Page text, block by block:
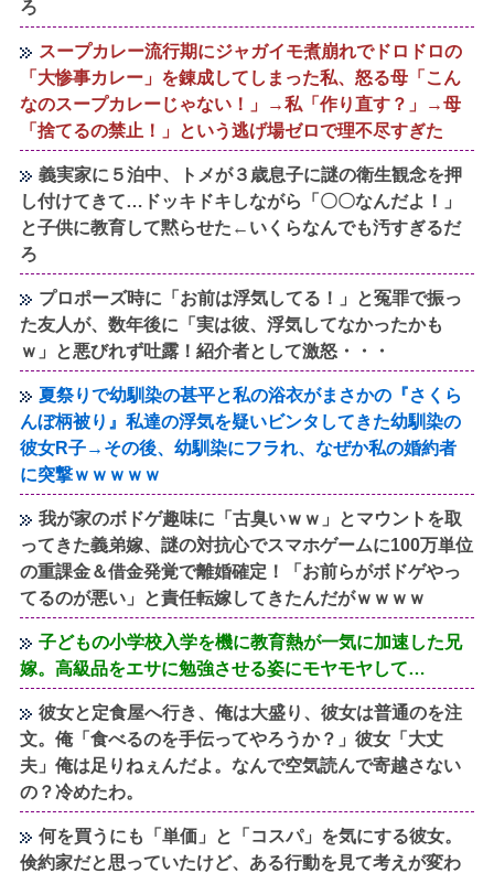
ろ
スープカレー流行期にジャガイモ煮崩れでドロドロの
「大惨事カレー」を錬成してしまった私、怒る母「こん
なのスープカレーじゃない！」→私「作り直す？」→母
「捨てるの禁止！」という逃げ場ゼロで理不尽すぎた
義実家に５泊中、トメが３歳息子に謎の衛生観念を押
し付けてきて…ドッキドキしながら「〇〇なんだよ！」
と子供に教育して黙らせた←いくらなんでも汚すぎるだ
ろ
プロポーズ時に「お前は浮気してる！」と冤罪で振っ
た友人が、数年後に「実は彼、浮気してなかったかも
ｗ」と悪びれず吐露！紹介者として激怒・・・
夏祭りで幼馴染の甚平と私の浴衣がまさかの『さくら
んぼ柄被り』私達の浮気を疑いビンタしてきた幼馴染の
彼女R子→その後、幼馴染にフラれ、なぜか私の婚約者
に突撃ｗｗｗｗｗ
我が家のボドゲ趣味に「古臭いｗｗ」とマウントを取
ってきた義弟嫁、謎の対抗心でスマホゲームに100万単位
の重課金＆借金発覚で離婚確定！「お前らがボドゲやっ
てるのが悪い」と責任転嫁してきたんだがｗｗｗｗ
子どもの小学校入学を機に教育熱が一気に加速した兄
嫁。高級品をエサに勉強させる姿にモヤモヤして…
彼女と定食屋へ行き、俺は大盛り、彼女は普通のを注
文。俺「食べるのを手伝ってやろうか？」彼女「大丈
夫」俺は足りねぇんだよ。なんで空気読んで寄越さない
の？冷めたわ。
何を買うにも「単価」と「コスパ」を気にする彼女。
倹約家だと思っていたけど、ある行動を見て考えが変わ